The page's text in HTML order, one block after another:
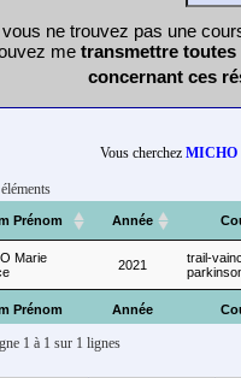
vous ne trouvez pas une
me transmettre
concernant ces
Vous cherchez MICHO
éléments
Prénom Année
Prénom Année
Marie
2021
trail-
1 à 1 sur 1 lignes